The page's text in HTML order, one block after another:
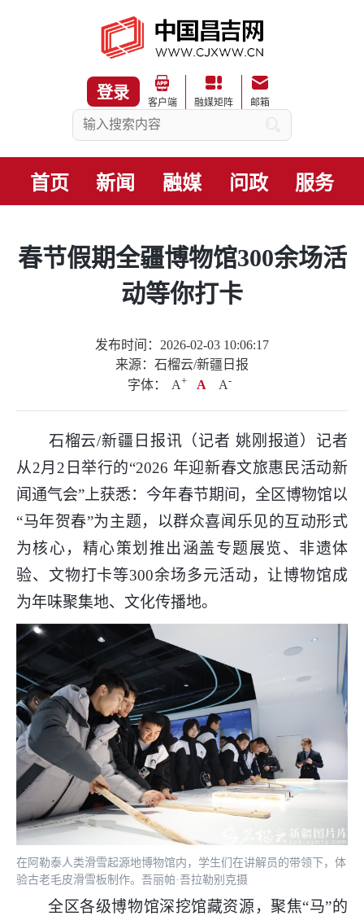
登录
客户端 融媒矩阵 邮箱
首页 新闻 融媒 问政 服务
春节假期全疆博物馆300余场活
动等你打卡
发布时间：2026-02-03 10:06:17
来源：石榴云/新疆日报
字体：
A+ A A-
石榴云/新疆日报讯（记者 姚刚报道）记者
从2月2日举行的“2026 年迎新春文旅惠民活动新
闻通气会”上获悉：今年春节期间，全区博物馆以
“马年贺春”为主题，以群众喜闻乐见的互动形式
为核心，精心策划推出涵盖专题展览、非遗体
验、文物打卡等300余场多元活动，让博物馆成
为年味聚集地、文化传播地。
在阿勒泰人类滑雪起源地博物馆内，学生们在讲解员的带领下，体
验古老毛皮滑雪板制作。吾丽帕·吾拉勒别克摄
全区各级博物馆深挖馆藏资源，聚焦“马”的